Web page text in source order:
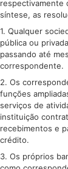
respectivamente
síntese, as
1. Qualquer
pública ou
passando até
correspondente.
2. Os
funções
serviços de
instituição
recebimentos e
crédito.
3. Os próprios